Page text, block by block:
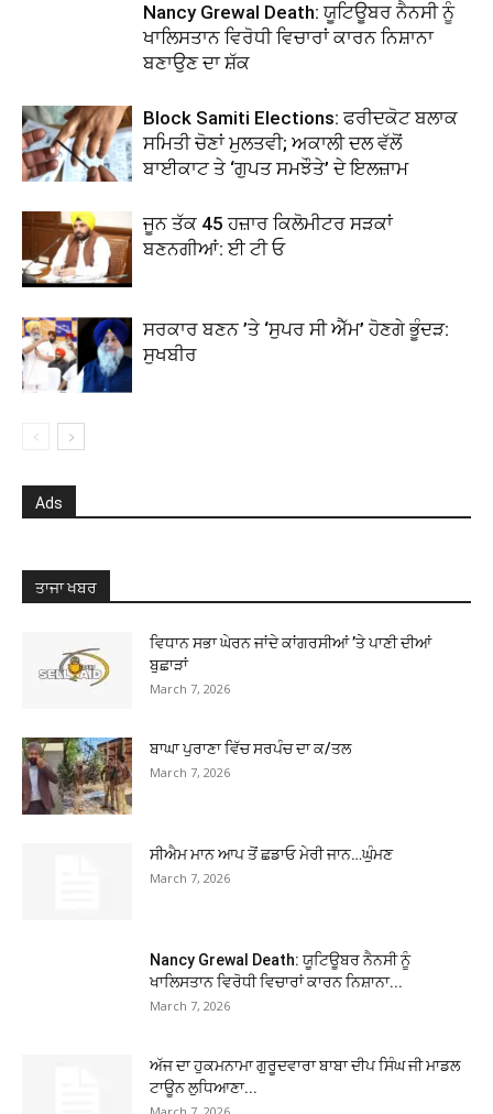
Nancy Grewal Death: ਯੂਟਿਊਬਰ ਨੈਨਸੀ ਨੂੰ
ਖਾਲਿਸਤਾਨ ਵਿਰੋਧੀ ਵਿਚਾਰਾਂ ਕਾਰਨ ਨਿਸ਼ਾਨਾ
ਬਣਾਉਣ ਦਾ ਸ਼ੱਕ
Block Samiti Elections: ਫਰੀਦਕੋਟ ਬਲਾਕ
ਸਮਿਤੀ ਚੋਣਾਂ ਮੁਲਤਵੀ; ਅਕਾਲੀ ਦਲ ਵੱਲੋਂ
ਬਾਈਕਾਟ ਤੇ ‘ਗੁਪਤ ਸਮਝੌਤੇ’ ਦੇ ਇਲਜ਼ਾਮ
ਜੂਨ ਤੱਕ 45 ਹਜ਼ਾਰ ਕਿਲੋਮੀਟਰ ਸੜਕਾਂ
ਬਣਨਗੀਆਂ: ਈ ਟੀ ਓ
ਸਰਕਾਰ ਬਣਨ ’ਤੇ ‘ਸੁਪਰ ਸੀ ਐੱਮ’ ਹੋਣਗੇ ਭੂੰਦੜ:
ਸੁਖਬੀਰ
Ads
ਤਾਜਾ ਖਬਰ
ਵਿਧਾਨ ਸਭਾ ਘੇਰਨ ਜਾਂਦੇ ਕਾਂਗਰਸੀਆਂ ’ਤੇ ਪਾਣੀ ਦੀਆਂ
ਬੁਛਾੜਾਂ
March 7, 2026
ਬਾਘਾ ਪੁਰਾਣਾ ਵਿੱਚ ਸਰਪੰਚ ਦਾ ਕ/ਤਲ
March 7, 2026
ਸੀਐਮ ਮਾਨ ਆਪ ਤੋਂ ਛਡਾਓ ਮੇਰੀ ਜਾਨ…ਘੁੰਮਣ
March 7, 2026
Nancy Grewal Death: ਯੂਟਿਊਬਰ ਨੈਨਸੀ ਨੂੰ
ਖਾਲਿਸਤਾਨ ਵਿਰੋਧੀ ਵਿਚਾਰਾਂ ਕਾਰਨ ਨਿਸ਼ਾਨਾ...
March 7, 2026
ਅੱਜ ਦਾ ਹੁਕਮਨਾਮਾ ਗੁਰੂਦਵਾਰਾ ਬਾਬਾ ਦੀਪ ਸਿੰਘ ਜੀ ਮਾਡਲ
ਟਾਊਨ ਲੁਧਿਆਣਾ...